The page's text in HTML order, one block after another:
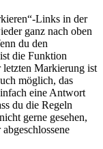
Links in der
ganz nach oben
du den
die Funktion
letzten Markierung ist
möglich, das
eine Antwort
du die Regeln
gerne gesehen,